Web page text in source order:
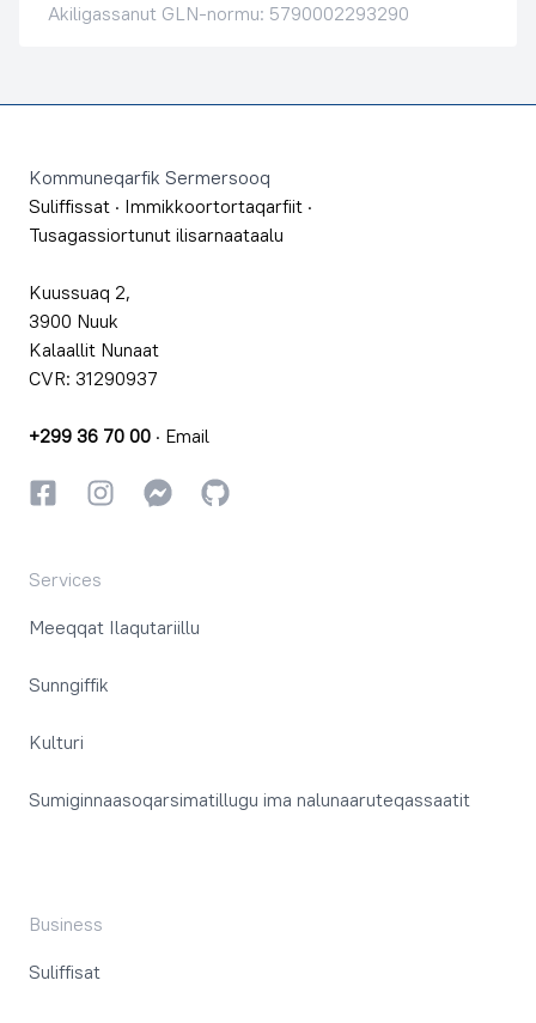
Akiligassanut GLN-normu: 5790002293290
Kommuneqarfik Sermersooq
Suliffissat · Immikkoortortaqarfiit ·
Tusagassiortunut ilisarnaataalu
Kuussuaq 2,
3900 Nuuk
Kalaallit Nunaat
CVR: 31290937
+299 36 70 00 · Email
FacebookkiInstagrammiInstagrammi
GitHub
Services
Meeqqat Ilaqutariillu
Sunngiffik
Kulturi
Sumiginnaasoqarsimatillugu ima nalunaaruteqassaatit
Business
Suliffisat